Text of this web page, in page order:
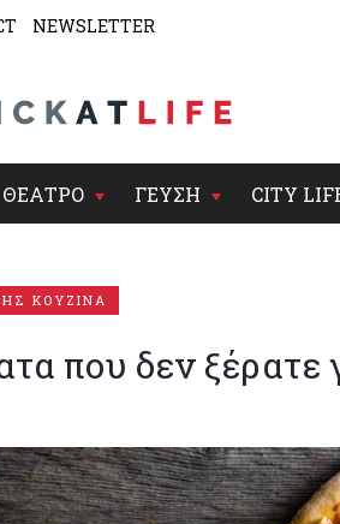
NEWSLETTER
ΘΕΑΤΡΟ ΓΕΥΣΗ CITY
ΚΟΥΖΙΝΑ
που δεν ξέρατε